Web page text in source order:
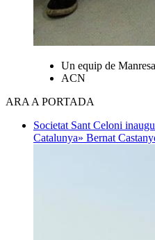
Un equip de
ACN
ARA A PORTADA
Societat Sant Celoni
Catalunya» Bernat